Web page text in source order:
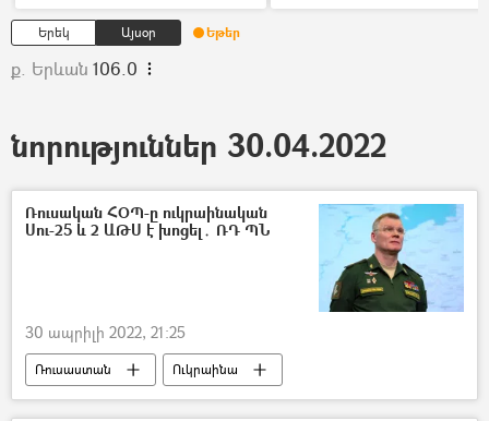
Երեկ Այսօր Եթեր
ք. Երևան 106.0
նորություններ 30.04.2022
Ռուսական ՀՕՊ-ը ուկրաինական
Սու-25 և 2 ԱԹՍ է խոցել․ ՌԴ ՊՆ
30 ապրիլի 2022, 21:25
Ռուսաստան
Ուկրաինա
Իգոր Կոնաշենկով